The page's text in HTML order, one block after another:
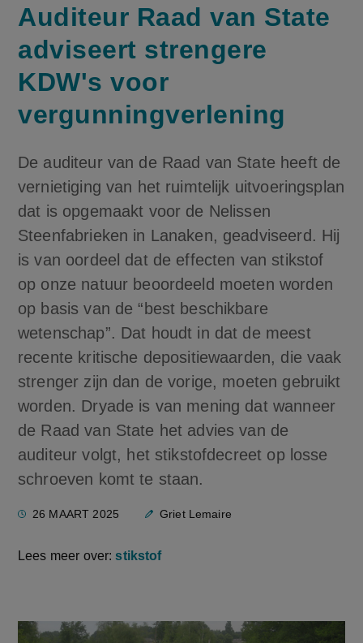
Auditeur Raad van State
adviseert strengere
KDW's voor
vergunningverlening
De auditeur van de Raad van State heeft de
vernietiging van het ruimtelijk uitvoeringsplan
dat is opgemaakt voor de Nelissen
Steenfabrieken in Lanaken, geadviseerd. Hij
is van oordeel dat de effecten van stikstof
op onze natuur beoordeeld moeten worden
op basis van de “best beschikbare
wetenschap”. Dat houdt in dat de meest
recente kritische depositiewaarden, die vaak
strenger zijn dan de vorige, moeten gebruikt
worden. Dryade is van mening dat wanneer
de Raad van State het advies van de
auditeur volgt, het stikstofdecreet op losse
schroeven komt te staan.
26 MAART 2025 Griet Lemaire
Lees meer over:stikstof